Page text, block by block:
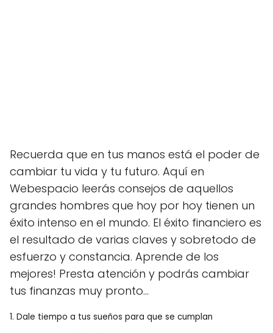
Recuerda que en tus manos está el poder de
cambiar tu vida y tu futuro. Aquí en
Webespacio leerás consejos de aquellos
grandes hombres que hoy por hoy tienen un
éxito intenso en el mundo. El éxito financiero es
el resultado de varias claves y sobretodo de
esfuerzo y constancia. Aprende de los
mejores! Presta atención y podrás cambiar
tus finanzas muy pronto...
1. Dale tiempo a tus sueños para que se cumplan